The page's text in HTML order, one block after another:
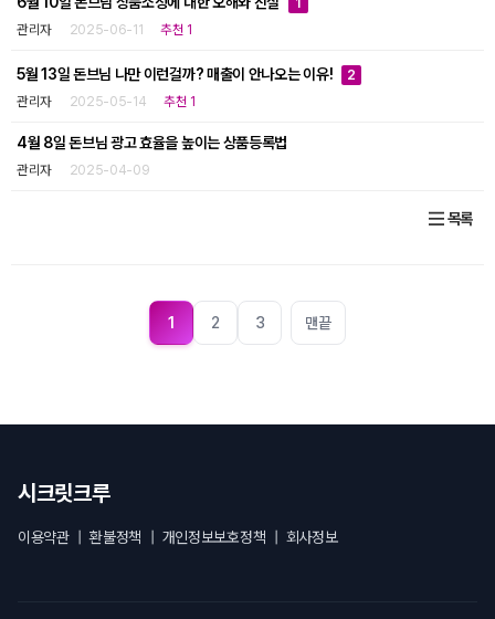
1
관리자 2025-06-11 추천 1
5월 13일 돈브님 나만 이런걸까? 매출이 안나오는 이유! 2
관리자 2025-05-14 추천 1
4월 8일 돈브님 광고 효율을 높이는 상품등록법
관리자 2025-04-09
목록
1 2 3 맨끝
시크릿크루
이용약관|환불정책 개인정보보호정책 회사정보